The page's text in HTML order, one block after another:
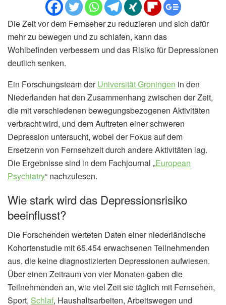
Die Zeit vor dem Fernseher zu reduzieren und sich dafür
mehr zu bewegen und zu schlafen, kann das
Wohlbefinden verbessern und das Risiko für Depressionen
deutlich senken.
Ein Forschungsteam derUniversität Groningen in den
Niederlanden hat den Zusammenhang zwischen der Zeit,
die mit verschiedenen bewegungsbezogenen Aktivitäten
verbracht wird, und dem Auftreten einer schweren
Depression untersucht, wobei der Fokus auf dem
Ersetzenn von Fernsehzeit durch andere Aktivitäten lag.
Die Ergebnisse sind in dem Fachjournal „European
Psychiatry“ nachzulesen.
Wie stark wird das Depressionsrisiko
beeinflusst?
Die Forschenden werteten Daten einer niederländische
Kohortenstudie mit 65.454 erwachsenen Teilnehmenden
aus, die keine diagnostizierten Depressionen aufwiesen.
Über einen Zeitraum von vier Monaten gaben die
Teilnehmenden an, wie viel Zeit sie täglich mit Fernsehen,
Sport, Schlaf, Haushaltsarbeiten, Arbeitswegen und